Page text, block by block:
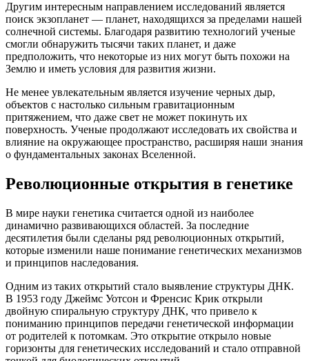
Другим интересным направлением исследований является
поиск экзопланет — планет, находящихся за пределами нашей
солнечной системы. Благодаря развитию технологий ученые
смогли обнаружить тысячи таких планет, и даже
предположить, что некоторые из них могут быть похожи на
Землю и иметь условия для развития жизни.
Не менее увлекательным является изучение черных дыр,
объектов с настолько сильным гравитационным
притяжением, что даже свет не может покинуть их
поверхность. Ученые продолжают исследовать их свойства и
влияние на окружающее пространство, расширяя наши знания
о фундаментальных законах Вселенной.
Революционные открытия в генетике
В мире науки генетика считается одной из наиболее
динамично развивающихся областей. За последние
десятилетия были сделаны ряд революционных открытий,
которые изменили наше понимание генетических механизмов
и принципов наследования.
Одним из таких открытий стало выявление структуры ДНК.
В 1953 году Джеймс Уотсон и Френсис Крик открыли
двойную спиральную структуру ДНК, что привело к
пониманию принципов передачи генетической информации
от родителей к потомкам. Это открытие открыло новые
горизонты для генетических исследований и стало отправной